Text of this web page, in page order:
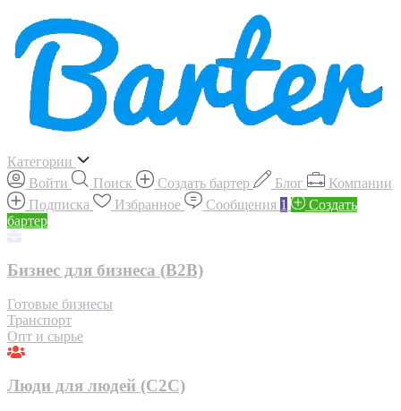
Категории
Войти
Поиск Создать бартер Блог
Компании
Подписка
Избранное Сообщения 1
Создать
бартер
Бизнес для бизнеса (B2B)
Готовые бизнесы
Транспорт
Опт и сырье
Люди для людей (С2С)